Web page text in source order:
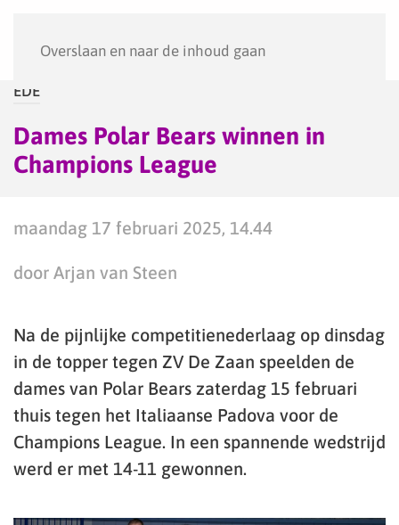
Overslaan en naar de inhoud gaan
EDE
Dames Polar Bears winnen in
Champions League
maandag 17 februari 2025, 14.44
door Arjan van Steen
Na de pijnlijke competitienederlaag op dinsdag
in de topper tegen ZV De Zaan speelden de
dames van Polar Bears zaterdag 15 februari
thuis tegen het Italiaanse Padova voor de
Champions League. In een spannende wedstrijd
werd er met 14-11 gewonnen.